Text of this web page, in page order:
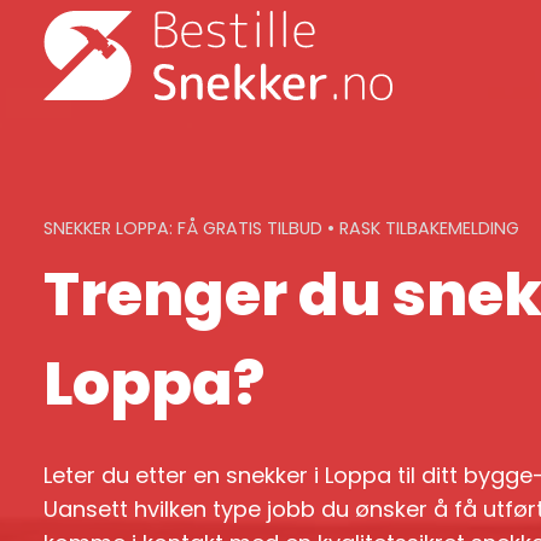
content
SNEKKER LOPPA: FÅ GRATIS TILBUD • RASK TILBAKEMELDING
Trenger du
Loppa?
Leter du etter en snekker i Loppa til ditt
Uansett hvilken type jobb du ønsker å få